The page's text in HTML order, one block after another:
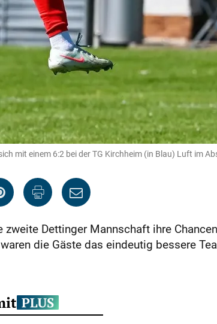
mit einem 6:2 bei der TG Kirchheim (in Blau) Luft im
Dettinger Mannschaft ihre
die Gäste das eindeutig bessere